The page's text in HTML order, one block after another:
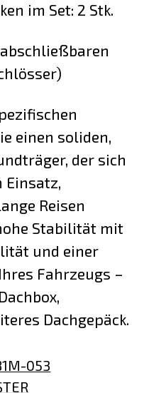
im Set: 2 Stk.
einen soliden,
der sich
Einsatz,
Reisen
Stabilität mit
und einer
Fahrzeugs –
Dachgepäck.
053